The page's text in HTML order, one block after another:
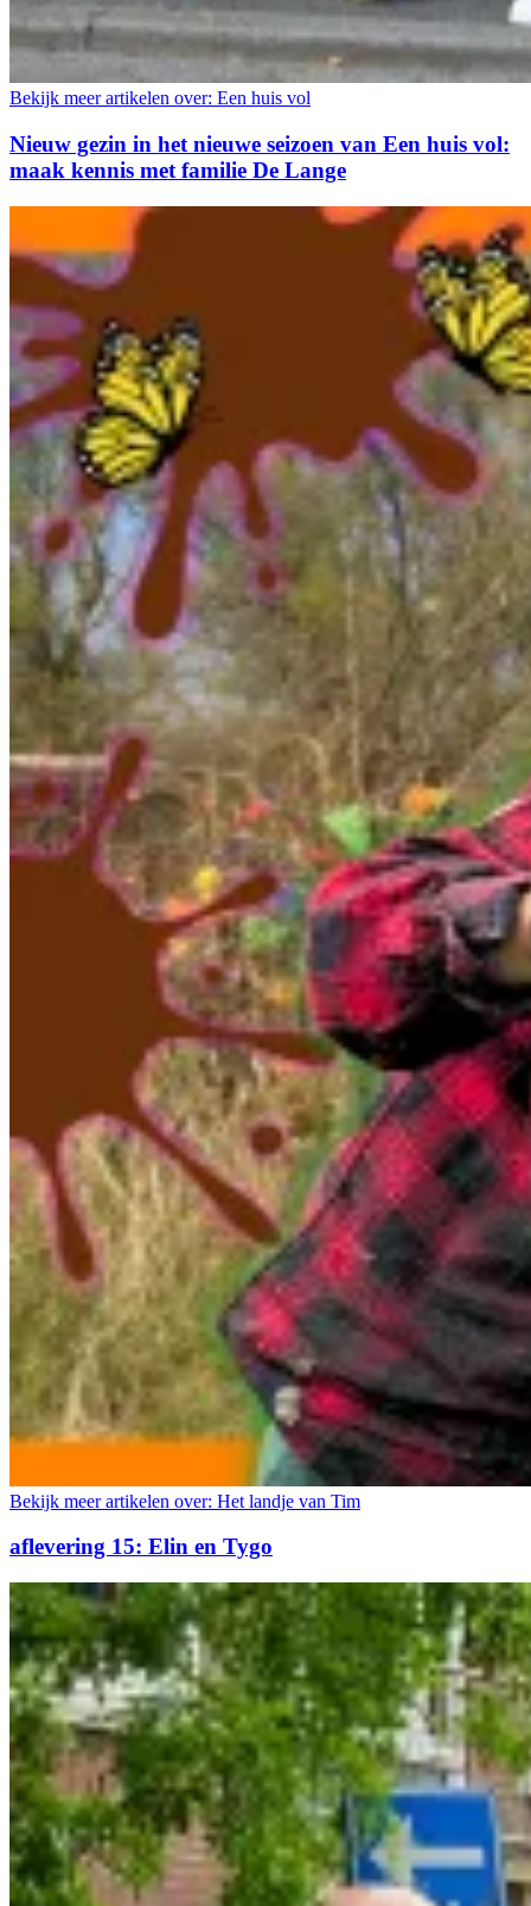
Bekijk meer artikelen over: Een huis vol
Nieuw gezin in het nieuwe seizoen van Een huis vol:
maak kennis met familie De Lange
Bekijk meer artikelen over: Het landje van Tim
aflevering 15: Elin en Tygo